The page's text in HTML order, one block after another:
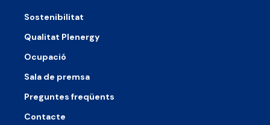
Sostenibilitat
Qualitat Plenergy
Ocupació
Sala de premsa
Preguntes freqüents
Contacte